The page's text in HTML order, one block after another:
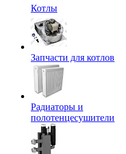
Котлы
Запчасти для котлов
Радиаторы и
полотенцесушители